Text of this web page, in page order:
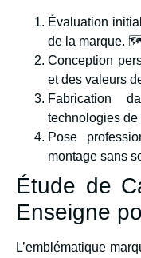
Évaluation
de la marque.
Conception
et des valeurs
Fabrication
technologies
Pose
montage sans
Étude de
Enseigne
L’emblématique